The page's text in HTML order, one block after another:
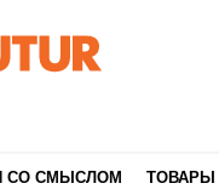
СО СМЫСЛОМ